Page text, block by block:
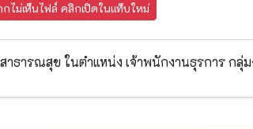
ไม่เห็นไฟล์ คลิกเปิดในแท็บใหม่
ธารณสุข ในตำแหน่ง เจ้าพนักงานธุรการ กลุ่